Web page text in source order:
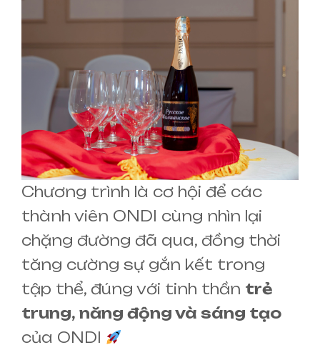
Chương trình là cơ hội để các
thành viên ONDI cùng nhìn lại
chặng đường đã qua, đồng thời
tăng cường sự gắn kết trong
tập thể, đúng với tinh thần trẻ
trung, năng động và sáng tạo
của ONDI